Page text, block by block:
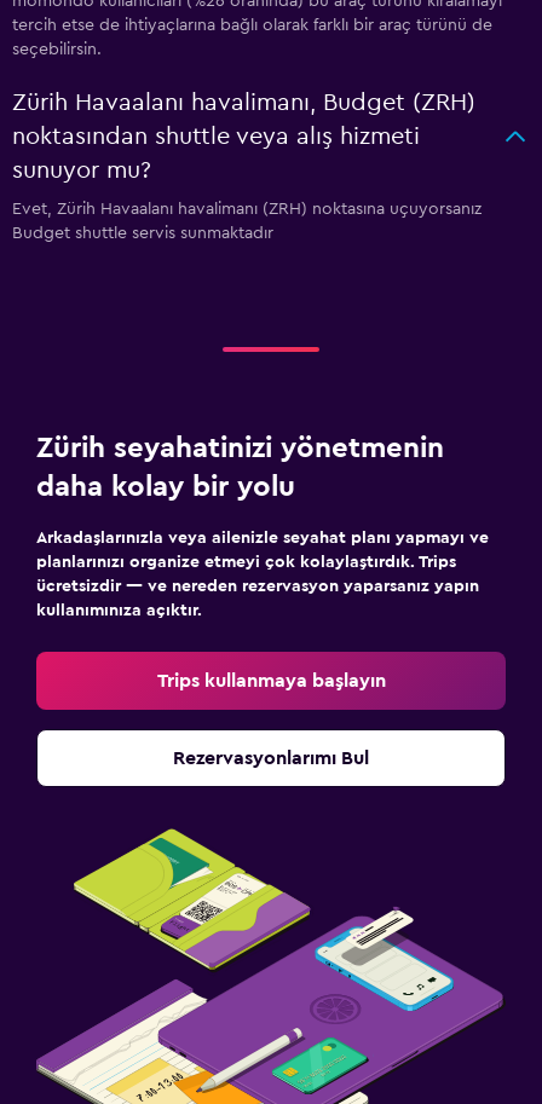
tercih etse de ihtiyaçlarına bağlı olarak farklı bir araç türünü de
seçebilirsin.
Zürih Havaalanı havalimanı, Budget (ZRH)
noktasından shuttle veya alış hizmeti
sunuyor mu?
Evet, Zürih Havaalanı havalimanı (ZRH) noktasına uçuyorsanız
Budget shuttle servis sunmaktadır
Zürih seyahatinizi yönetmenin
daha kolay bir yolu
Arkadaşlarınızla veya ailenizle seyahat planı yapmayı ve
planlarınızı organize etmeyi çok kolaylaştırdık. Trips
ücretsizdir — ve nereden rezervasyon yaparsanız yapın
kullanımınıza açıktır.
Trips kullanmaya başlayın
Rezervasyonlarımı Bul